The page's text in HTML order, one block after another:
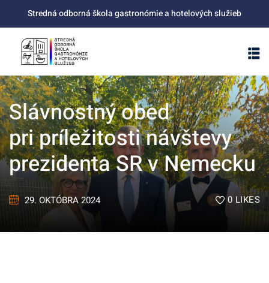
Stredná odborná škola gastronómie a hotelových služieb
Slávnostný obed
pri príležitosti návštevy
prezidenta SR v Nemecku
29. OKTÓBRA 2024 0 LIKES